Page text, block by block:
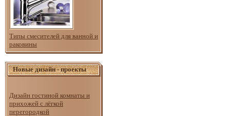
Типы смесителей для ванной и
раковины
Новые дизайн - проекты
Дизайн гостиной комнаты и
прихожей с лёгкой
перегородкой